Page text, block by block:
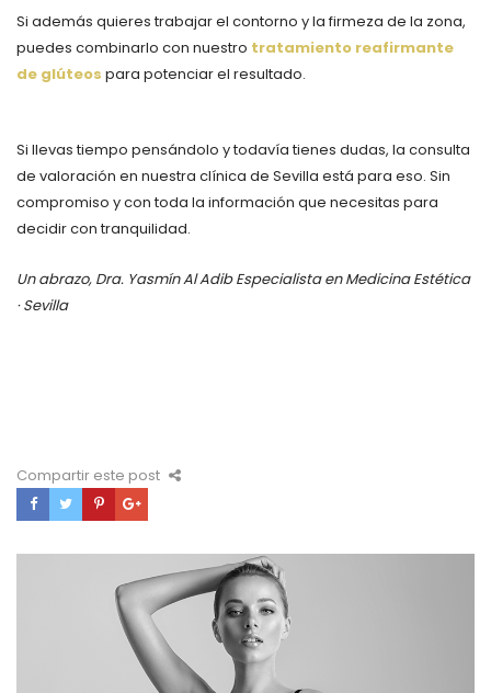
Si además quieres trabajar el contorno y la firmeza de la zona,
puedes combinarlo con nuestro tratamiento reafirmante
de glúteos para potenciar el resultado.
Si llevas tiempo pensándolo y todavía tienes dudas, la consulta
de valoración en nuestra clínica de Sevilla está para eso. Sin
compromiso y con toda la información que necesitas para
decidir con tranquilidad.
Un abrazo, Dra. Yasmín Al Adib Especialista en Medicina Estética
· Sevilla
Compartir este post